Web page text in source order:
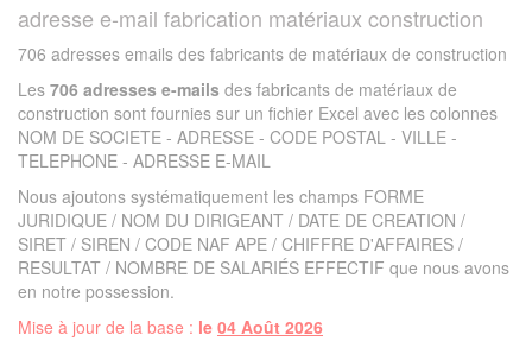
adresse e-mail fabrication matériaux construction
706 adresses emails des fabricants de matériaux de construction
Les 706 adresses e-mails des fabricants de matériaux de
construction sont fournies sur un fichier Excel avec les colonnes
NOM DE SOCIETE - ADRESSE - CODE POSTAL - VILLE -
TELEPHONE - ADRESSE E-MAIL
Nous ajoutons systématiquement les champs FORME
JURIDIQUE / NOM DU DIRIGEANT / DATE DE CREATION /
SIRET / SIREN / CODE NAF APE / CHIFFRE D'AFFAIRES /
RESULTAT / NOMBRE DE SALARIÉS EFFECTIF que nous avons
en notre possession.
Mise à jour de la base : le 04 Août 2026